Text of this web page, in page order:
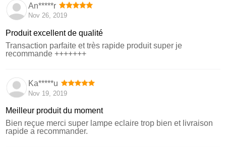
An*****r
Nov 26, 2019
Produit excellent de qualité
Transaction parfaite et très rapide produit super je
recommande +++++++
Ka*****u
Nov 19, 2019
Meilleur produit du moment
Bien reçue merci super lampe eclaire trop bien et livraison
rapide a recommander.